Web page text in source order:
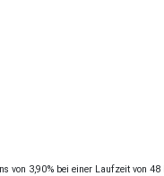
von 3,90% bei einer Laufzeit von